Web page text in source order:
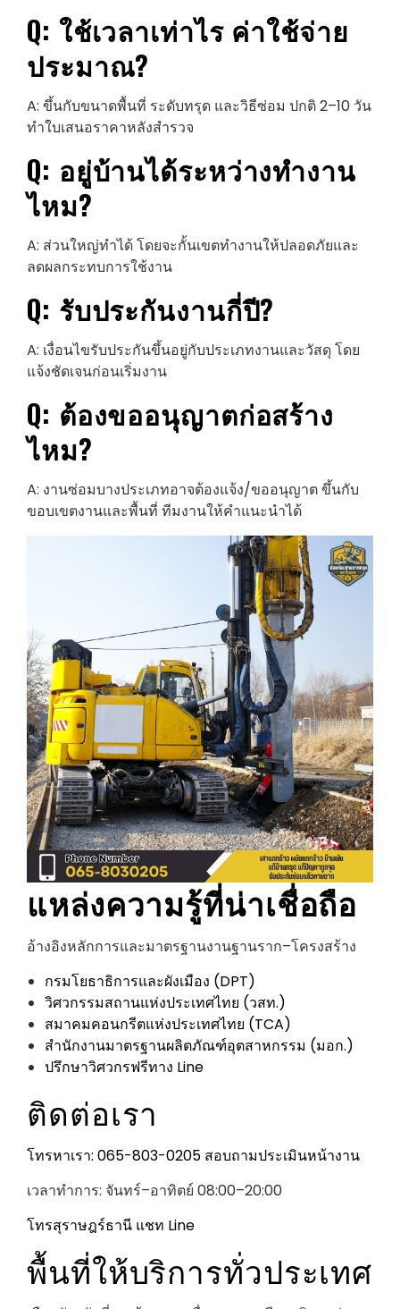
Q: ใช้เวลาเท่าไร ค่าใช้จ่าย
ประมาณ?
A: ขึ้นกับขนาดพื้นที่ ระดับทรุด และวิธีซ่อม ปกติ 2–10 วัน
ทำใบเสนอราคาหลังสำรวจ
Q: อยู่บ้านได้ระหว่างทำงาน
ไหม?
A: ส่วนใหญ่ทำได้ โดยจะกั้นเขตทำงานให้ปลอดภัยและ
ลดผลกระทบการใช้งาน
Q: รับประกันงานกี่ปี?
A: เงื่อนไขรับประกันขึ้นอยู่กับประเภทงานและวัสดุ โดย
แจ้งชัดเจนก่อนเริ่มงาน
Q: ต้องขออนุญาตก่อสร้าง
ไหม?
A: งานซ่อมบางประเภทอาจต้องแจ้ง/ขออนุญาต ขึ้นกับ
ขอบเขตงานและพื้นที่ ทีมงานให้คำแนะนำได้
แหล่งความรู้ที่น่าเชื่อถือ
อ้างอิงหลักการและมาตรฐานงานฐานราก–โครงสร้าง
กรมโยธาธิการและผังเมือง (DPT)
วิศวกรรมสถานแห่งประเทศไทย (วสท.)
สมาคมคอนกรีตแห่งประเทศไทย (TCA)
สำนักงานมาตรฐานผลิตภัณฑ์อุตสาหกรรม (มอก.)
ปรึกษาวิศวกรฟรีทาง Line
ติดต่อเรา
โทรหาเรา: 065-803-0205 สอบถามประเมินหน้างาน
เวลาทำการ: จันทร์–อาทิตย์ 08:00–20:00
โทรสุราษฎร์ธานี แชท Line
พื้นที่ให้บริการทั่วประเทศ